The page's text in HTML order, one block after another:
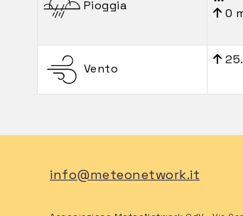
Pioggia
0
Vento
info@meteonetwork.it